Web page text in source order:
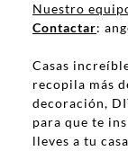
Nuestro
Contactar:
Casas
recopila más
decoración,
para que te
lleves a tu